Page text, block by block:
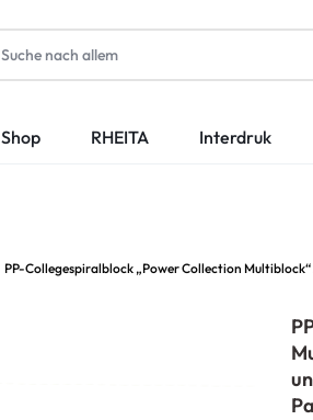
Shop RHEITA Interdruk
PP-Collegespiralblock „Power Collection